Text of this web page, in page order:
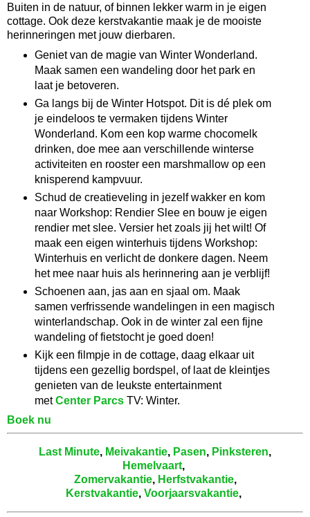
Buiten in de natuur, of binnen lekker warm in je eigen
cottage. Ook deze kerstvakantie maak je de mooiste
herinneringen met jouw dierbaren.
Geniet van de magie van Winter Wonderland.
Maak samen een wandeling door het park en
laat je betoveren.
Ga langs bij de Winter Hotspot. Dit is dé plek om
je eindeloos te vermaken tijdens Winter
Wonderland. Kom een kop warme chocomelk
drinken, doe mee aan verschillende winterse
activiteiten en rooster een marshmallow op een
knisperend kampvuur.
Schud de creatieveling in jezelf wakker en kom
naar Workshop: Rendier Slee en bouw je eigen
rendier met slee. Versier het zoals jij het wilt! Of
maak een eigen winterhuis tijdens Workshop:
Winterhuis en verlicht de donkere dagen. Neem
het mee naar huis als herinnering aan je verblijf!
Schoenen aan, jas aan en sjaal om. Maak
samen verfrissende wandelingen in een magisch
winterlandschap. Ook in de winter zal een fijne
wandeling of fietstocht je goed doen!
Kijk een filmpje in de cottage, daag elkaar uit
tijdens een gezellig bordspel, of laat de kleintjes
genieten van de leukste entertainment
metCenter ParcsTV: Winter.
Boek nu
Last Minute, Meivakantie, Pasen, Pinksteren,
Hemelvaart,
Zomervakantie, Herfstvakantie,
Kerstvakantie, Voorjaarsvakantie,